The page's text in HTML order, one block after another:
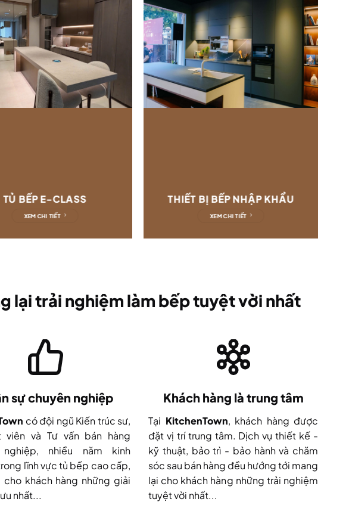
TỦ BẾP E-CLASS
XEM CHI TIẾT
THIẾT BỊ BẾP NHẬP KHẨU
XEM CHI TIẾT
lại trải nghiệm làm bếp tuyệt vời nhất
sự chuyên nghiệp
có đội ngũ Kiến trúc sư,
viên và Tư vấn bán hàng
nghiệp, nhiều năm kinh
lĩnh vực tủ bếp cao cấp,
cho khách hàng những giải
nhất...
Khách hàng là trung tâm
Tại KitchenTown, khách hàng được
đặt vị trí trung tâm. Dịch vụ thiết kế -
kỹ thuật, bảo trì - bảo hành và chăm
sóc sau bán hàng đều hướng tới mang
lại cho khách hàng những trải nghiệm
tuyệt vời nhất...